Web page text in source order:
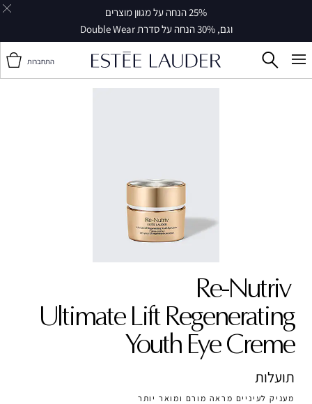
25% הנחה על מגוון מוצרים
וגם, 30% הנחה על סדרת Double Wear
התחברות
Re-Nutriv ‎
Ultimate Lift Regenerating
Youth Eye Creme
תועלות
מעניק לעיניים מראה מורם ומואר יותר